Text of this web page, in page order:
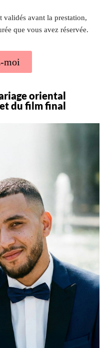
validés avant la prestation,
que vous avez réservée.
moi
oriental
du film final